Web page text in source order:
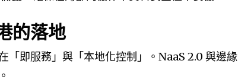
的落地
「即服務」與「本地化控制」。NaaS 2.0 與邊緣